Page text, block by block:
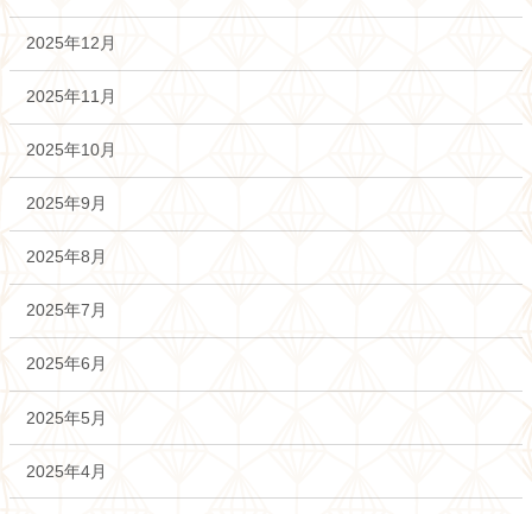
2025年12月
2025年11月
2025年10月
2025年9月
2025年8月
2025年7月
2025年6月
2025年5月
2025年4月